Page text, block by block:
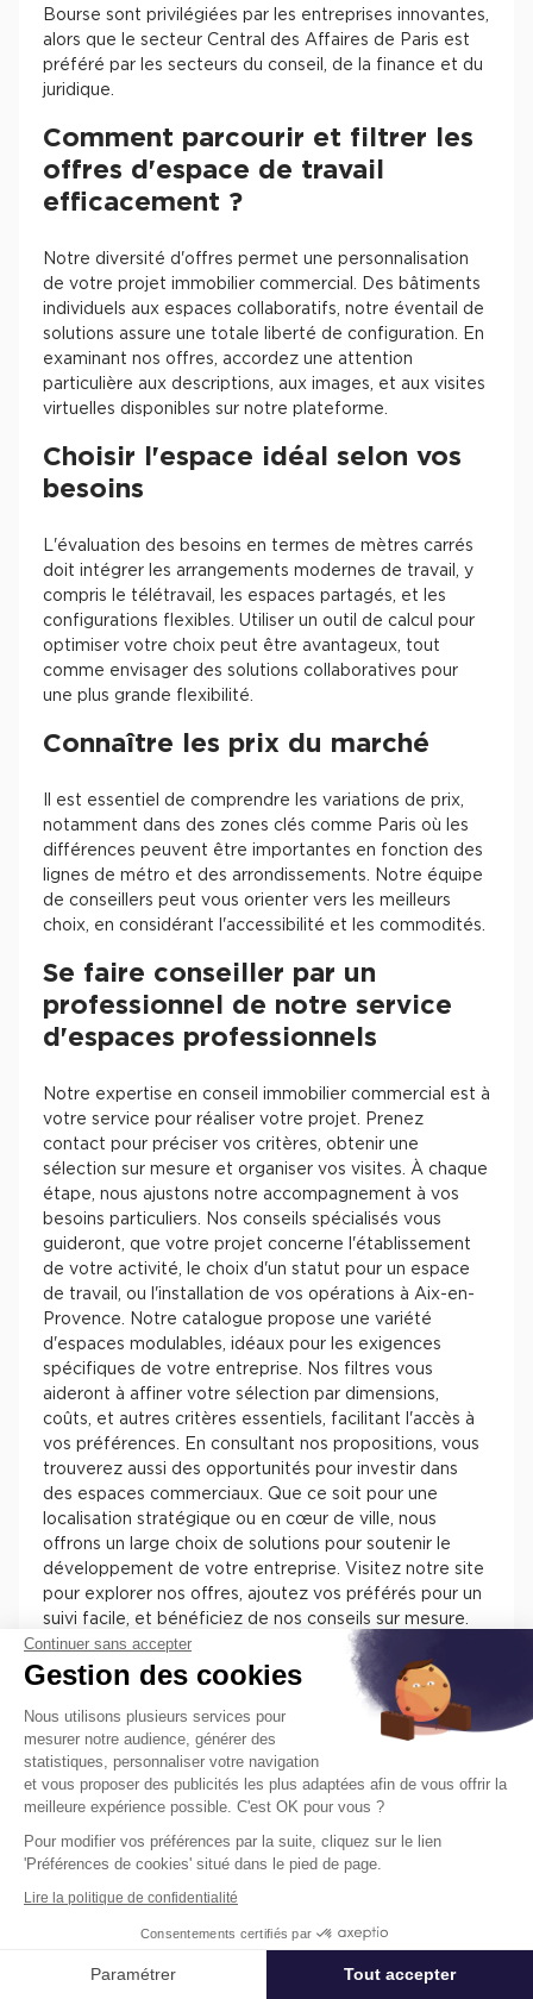
Affiner ma recherche
Bourse sont privilégiées par les entreprises innovantes,
alors que le secteur Central des Affaires de Paris est
préféré par les secteurs du conseil, de la finance et du
juridique.
Comment parcourir et filtrer les
offres d'espace de travail
efficacement ?
Notre diversité d'offres permet une personnalisation
de votre projet immobilier commercial. Des bâtiments
individuels aux espaces collaboratifs, notre éventail de
solutions assure une totale liberté de configuration. En
examinant nos offres, accordez une attention
particulière aux descriptions, aux images, et aux visites
virtuelles disponibles sur notre plateforme.
Choisir l'espace idéal selon vos
besoins
L'évaluation des besoins en termes de mètres carrés
doit intégrer les arrangements modernes de travail, y
compris le télétravail, les espaces partagés, et les
configurations flexibles. Utiliser un outil de calcul pour
optimiser votre choix peut être avantageux, tout
comme envisager des solutions collaboratives pour
une plus grande flexibilité.
Connaître les prix du marché
Il est essentiel de comprendre les variations de prix,
notamment dans des zones clés comme Paris où les
différences peuvent être importantes en fonction des
lignes de métro et des arrondissements. Notre équipe
de conseillers peut vous orienter vers les meilleurs
choix, en considérant l'accessibilité et les commodités.
Se faire conseiller par un
professionnel de notre service
d'espaces professionnels
Notre expertise en conseil immobilier commercial est à
votre service pour réaliser votre projet. Prenez
contact pour préciser vos critères, obtenir une
sélection sur mesure et organiser vos visites. À chaque
étape, nous ajustons notre accompagnement à vos
besoins particuliers. Nos conseils spécialisés vous
guideront, que votre projet concerne l'établissement
de votre activité, le choix d'un statut pour un espace
de travail, ou l'installation de vos opérations à Aix-en-
Provence. Notre catalogue propose une variété
d'espaces modulables, idéaux pour les exigences
spécifiques de votre entreprise. Nos filtres vous
aideront à affiner votre sélection par dimensions,
coûts, et autres critères essentiels, facilitant l'accès à
vos préférences. En consultant nos propositions, vous
trouverez aussi des opportunités pour investir dans
des espaces commerciaux. Que ce soit pour une
localisation stratégique ou en cœur de ville, nous
offrons un large choix de solutions pour soutenir le
développement de votre entreprise. Visitez notre site
pour explorer nos offres, ajoutez vos préférés pour un
suivi facile, et bénéficiez de nos conseils sur mesure.
Chez Cushman & Wakefield, nous nous engageons à
vous assister dans la sélection de l'espace parfait pour
Trouvez facilement nos annonces de
locaux à louer ou à vendre en France
pour installer votre entreprise.
Les différentes offres de locaux en France présentent
trouverez des informations concernant l’actif, des
Continuer sans accepter
Gestion des cookies
Nous utilisons plusieurs services pour
mesurer notre audience, générer des
statistiques, personnaliser votre navigation
et vous proposer des publicités les plus adaptées afin de vous offrir la
meilleure expérience possible. C'est OK pour vous ?
Pour modifier vos préférences par la suite, cliquez sur le lien
'Préférences de cookies' situé dans le pied de page.
Lire la politique de confidentialité
Consentements certifiés par
Paramétrer Tout accepter